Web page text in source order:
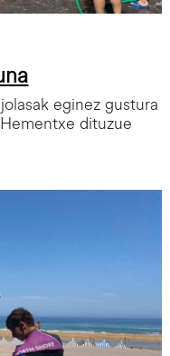
eginez gustura
dituzue